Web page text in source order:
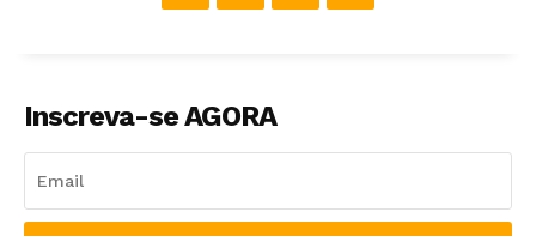
Inscreva-se AGORA